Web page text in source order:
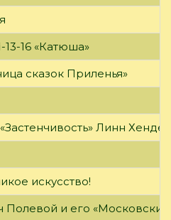
16 «Катюша»
сказок Приленья»
Линн
искусство!
Полевой и его «Московский